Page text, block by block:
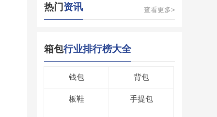
热门资讯 查看更多>
箱包行业排行榜大全
钱包 背包
板鞋 手提包